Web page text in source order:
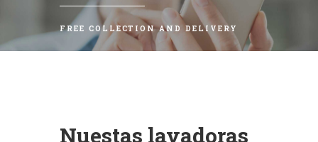
FREE COLLECTION AND DELIVERY
Nuestas lavadoras